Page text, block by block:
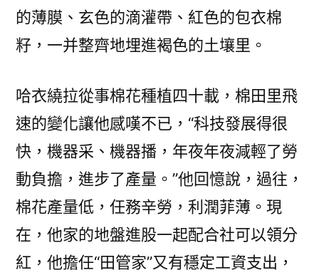
的薄膜、玄色的滴灌帶、紅色的包衣棉
籽，一并整齊地埋進褐色的土壤里。
哈衣繞拉從事棉花種植四十載，棉田里飛
速的變化讓他感嘆不已，“科技發展得很
快，機器采、機器播，年夜年夜減輕了勞
動負擔，進步了產量。”他回憶說，過往，
棉花產量低，任務辛勞，利潤菲薄。現
在，他家的地盤進股一起配合社可以領分
紅，他擔任“田管家”又有穩定工資支出，